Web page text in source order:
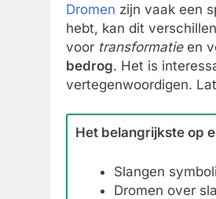
Dromen zijn vaak een
hebt, kan dit
voor transformatieen
bedrog. Het is
vertegenwoordigen.
Het belangrijkste op
Slangen
Dromen over